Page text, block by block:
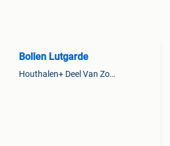
Bollen Lutgarde
Houthalen+ Deel Van Zonhoven En Zolder